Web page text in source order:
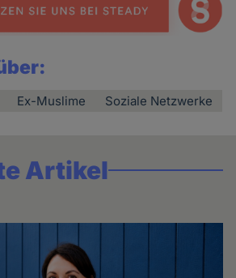
Ex-Muslime Soziale Netzwerke
Artikel